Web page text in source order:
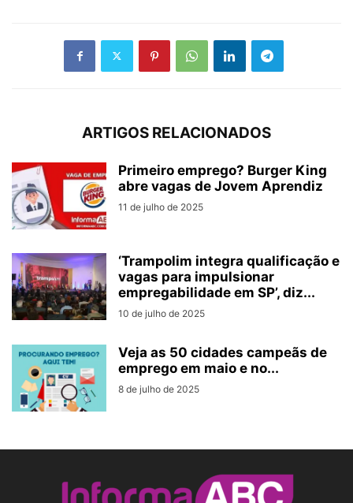
ARTIGOS RELACIONADOS
Primeiro emprego? Burger King
abre vagas de Jovem Aprendiz
11 de julho de 2025
‘Trampolim integra qualificação e
vagas para impulsionar
empregabilidade em SP’, diz...
10 de julho de 2025
Veja as 50 cidades campeãs de
emprego em maio e no...
8 de julho de 2025